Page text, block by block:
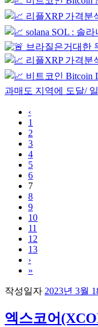
‹
1
2
3
4
5
6
7
8
9
10
11
12
13
›
»
작성일자 2023년 3월
엑스코어